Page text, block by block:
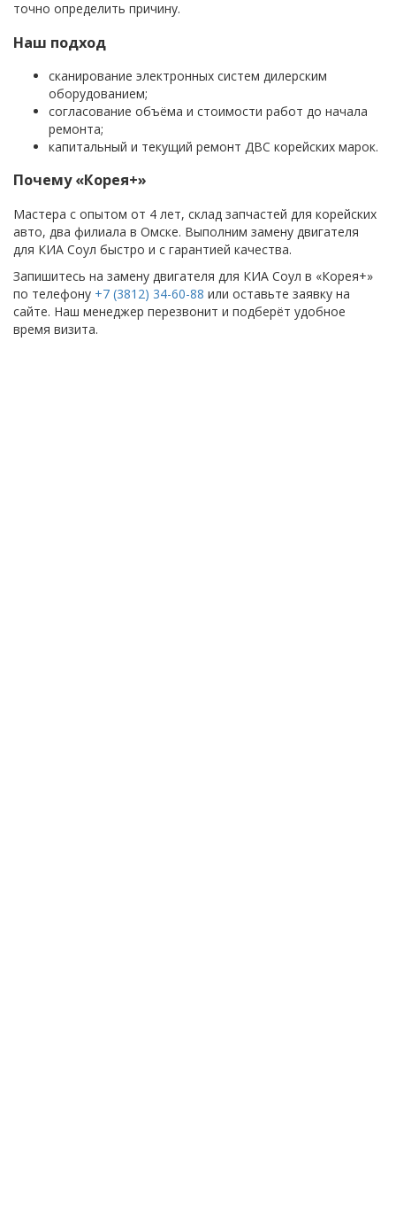
точно определить причину.
Наш подход
сканирование электронных систем дилерским
оборудованием;
согласование объёма и стоимости работ до начала
ремонта;
капитальный и текущий ремонт ДВС корейских марок.
Почему «Корея+»
Мастера с опытом от 4 лет, склад запчастей для корейских
авто, два филиала в Омске. Выполним замену двигателя
для КИА Соул быстро и с гарантией качества.
Запишитесь на замену двигателя для КИА Соул в «Корея+»
по телефону +7 (3812) 34-60-88 или оставьте заявку на
сайте. Наш менеджер перезвонит и подберёт удобное
время визита.